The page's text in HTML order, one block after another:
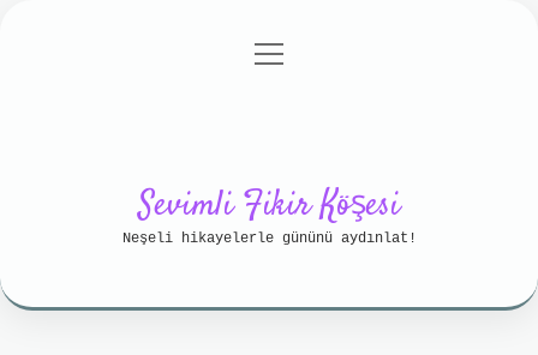
Gizlilik Politikası
menüyü
Sevimli Fikir Köşesi
Neşeli hikayelerle gününü aydınlat!